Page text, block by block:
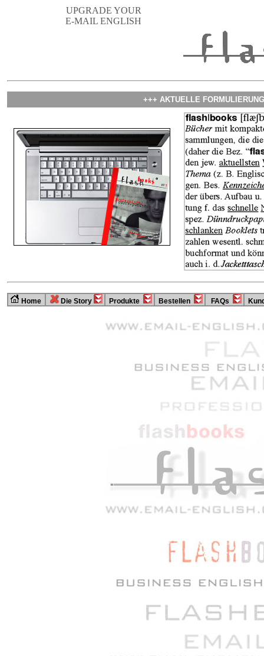
UPGRADE YOUR
E-MAIL ENGLISH
+++ AKTUELLE
Home Die Story Produkte Bestellen FAQs